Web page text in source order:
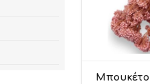
Μπουκέτο